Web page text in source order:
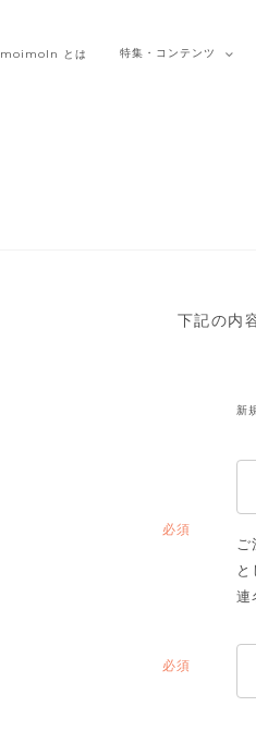
moimoln とは 特集・ コンテンツ
下記の内
新
連